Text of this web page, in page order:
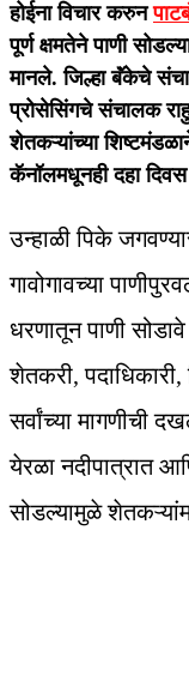
होईना विचार करुन
पूर्ण क्षमतेने पाणी
मानले. जिल्हा बॅंकेचे
प्रोसेसिंगचे संचालक
शेतकऱ्यांच्या
कॅनॉलमधूनही दहा
उन्हाळी पिके
गावोगावच्या
धरणातून पाणी
शेतकरी,
सर्वांच्या मागणीची
येरळा नदीपात्रात
सोडल्यामुळे